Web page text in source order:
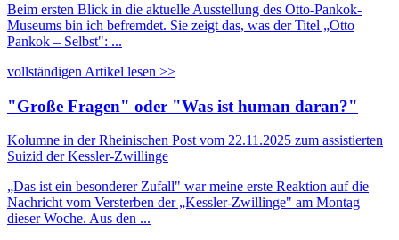
Beim ersten Blick in die aktuelle Ausstellung des Otto-Pankok-
Museums bin ich befremdet. Sie zeigt das, was der Titel „Otto
Pankok – Selbst": ...
vollständigen Artikel lesen >>
"Große Fragen" oder "Was ist human daran?"
Kolumne in der Rheinischen Post vom 22.11.2025 zum assistierten
Suizid der Kessler-Zwillinge
„Das ist ein besonderer Zufall" war meine erste Reaktion auf die
Nachricht vom Versterben der „Kessler-Zwillinge" am Montag
dieser Woche. Aus den ...